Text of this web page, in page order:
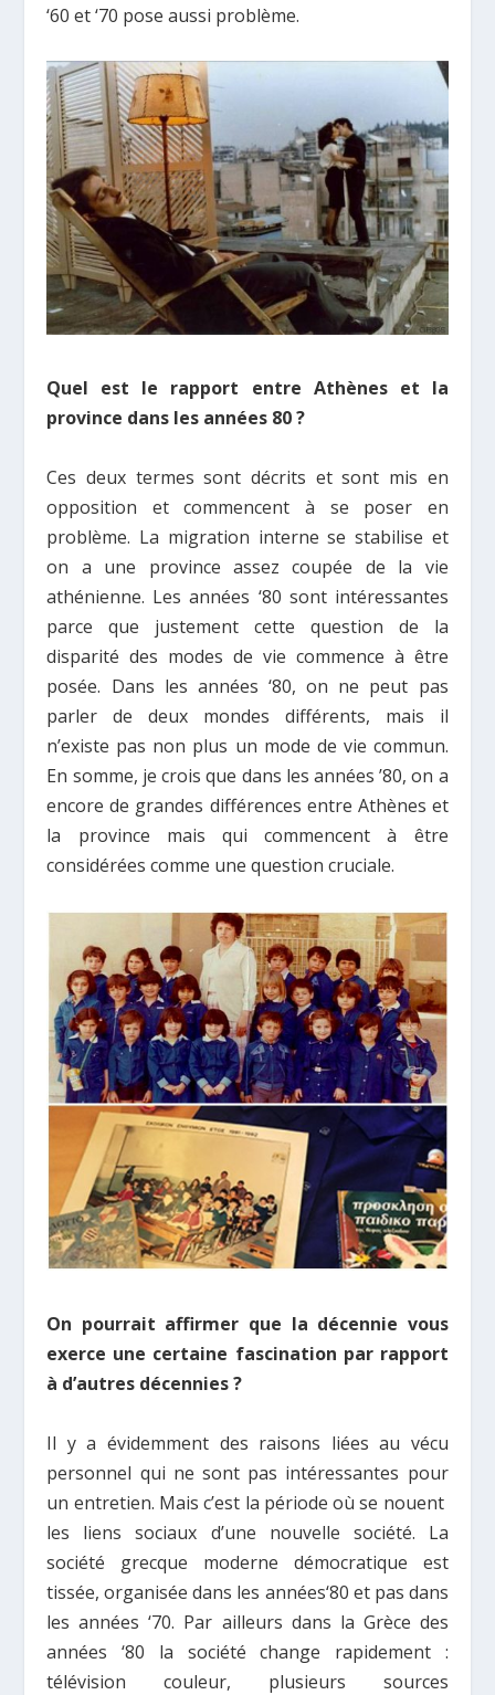
‘60 et ‘70 pose aussi problème.
Quel est le rapport entre Athènes et la
province dans les années 80 ?
Ces deux termes sont décrits et sont mis en
opposition et commencent à se poser en
problème. La migration interne se stabilise et
on a une province assez coupée de la vie
athénienne. Les années ‘80 sont intéressantes
parce que justement cette question de la
disparité des modes de vie commence à être
posée. Dans les années ‘80, on ne peut pas
parler de deux mondes différents, mais il
n’existe pas non plus un mode de vie commun.
En somme, je crois que dans les années ’80, on a
encore de grandes différences entre Athènes et
la province mais qui commencent à être
considérées comme une question cruciale.
On pourrait affirmer que la décennie vous
exerce une certaine fascination par rapport
à d’autres décennies ?
Il y a évidemment des raisons liées au vécu
personnel qui ne sont pas intéressantes pour
un entretien. Mais c’est la période où se nouent
les liens sociaux d’une nouvelle société. La
société grecque moderne démocratique est
tissée, organisée dans les années‘80 et pas dans
les années ‘70. Par ailleurs dans la Grèce des
années ‘80 la société change rapidement :
télévision couleur, plusieurs sources